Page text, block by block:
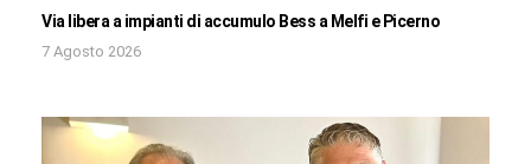
Via libera a impianti di accumulo Bess a Melfi e Picerno
7 Agosto 2026